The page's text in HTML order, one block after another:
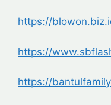
https://
https://
https://